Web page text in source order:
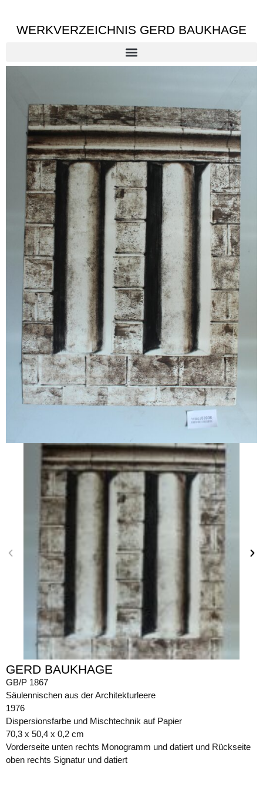
WERKVERZEICHNIS GERD BAUKHAGE
GERD BAUKHAGE
GB/P 1867
Säulennischen aus der Architekturleere
1976
Dispersionsfarbe und Mischtechnik auf Papier
70,3 x 50,4 x 0,2 cm
Vorderseite unten rechts Monogramm und datiert und Rückseite
oben rechts Signatur und datiert